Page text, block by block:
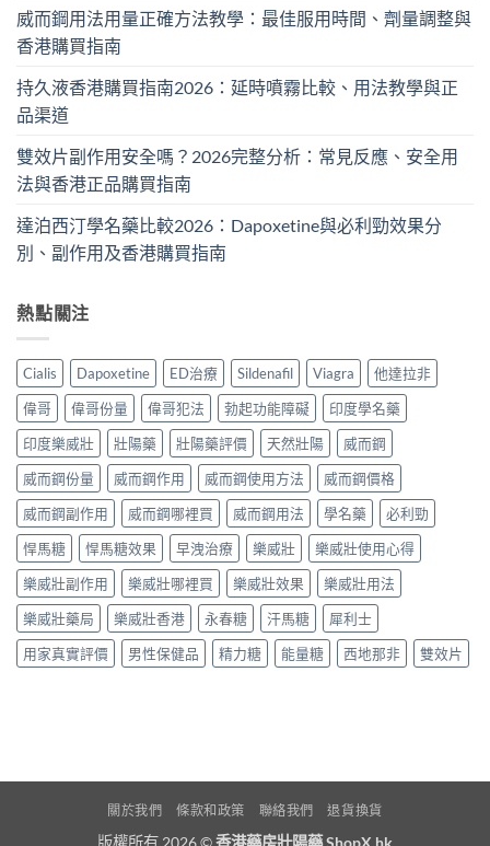
威而鋼用法用量正確方法教學：最佳服用時間、劑量調整與
香港購買指南
持久液香港購買指南2026：延時噴霧比較、用法教學與正
品渠道
雙效片副作用安全嗎？2026完整分析：常見反應、安全用
法與香港正品購買指南
達泊西汀學名藥比較2026：Dapoxetine與必利勁效果分
別、副作用及香港購買指南
熱點關注
Cialis Dapoxetine ED治療 Sildenafil Viagra
他達拉非
偉哥
偉哥份量 偉哥犯法 勃起功能障礙
印度學名藥
印度樂威壯
壯陽藥 壯陽藥評價 天然壯陽
威而鋼
威而鋼份量
威而鋼作用 威而鋼使用方法
威而鋼價格
威而鋼副作用
威而鋼哪裡買 威而鋼用法 學名藥
必利勁
悍馬糖
悍馬糖效果 早洩治療 樂威壯
樂威壯使用心得
樂威壯副作用
樂威壯哪裡買 樂威壯效果
樂威壯用法
樂威壯藥局
樂威壯香港 永春糖 汗馬糖
犀利士
用家真實評價
男性保健品 精力糖 能量糖 西地那非 雙效片
關於我們 條款和政策 聯絡我們 退貨換貨